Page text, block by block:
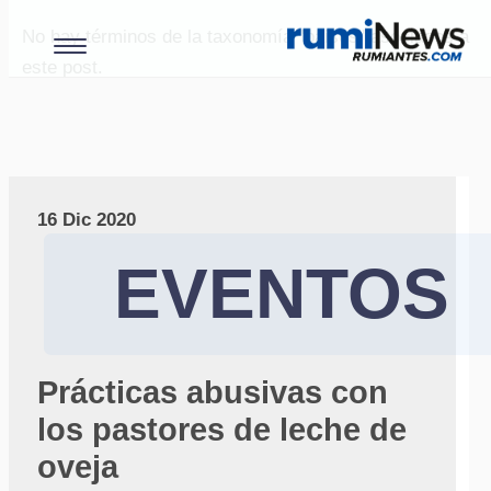
No hay términos de la taxonomía "paises" asociados a
16 Dic 2020
EVENTOS
Prácticas abusivas con
los pastores de leche de
oveja